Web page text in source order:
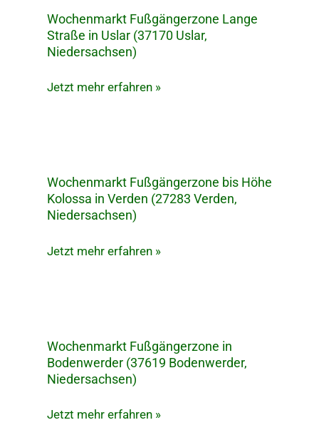
Wochenmarkt Fußgängerzone Lange
Straße in Uslar (37170 Uslar,
Niedersachsen)
Wochenmarkt
Fußgängerzone
Lange
in
Jetzt mehr erfahren »
Wochenmarkt Fußgängerzone bis Höhe
Kolossa in Verden (27283 Verden,
Niedersachsen)
Wochenmarkt
Fußgängerzone
bis
Kolossa
Niedersachsen)
Jetzt mehr erfahren »
Wochenmarkt Fußgängerzone in
Bodenwerder (37619 Bodenwerder,
Niedersachsen)
Wochenmarkt
Fußgängerzone
in
(37619
Jetzt mehr erfahren »